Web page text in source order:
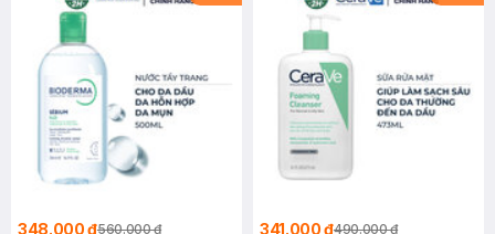
348.000 ₫560.000 ₫ 341.000 ₫490.000 ₫